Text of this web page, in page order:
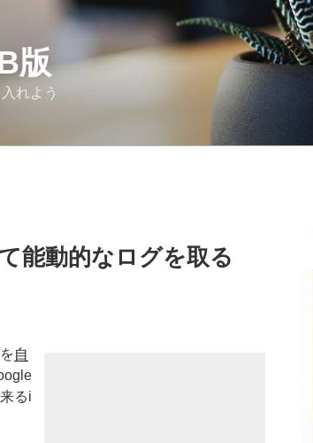
版
れよう
能動的なログを取る
自
るi